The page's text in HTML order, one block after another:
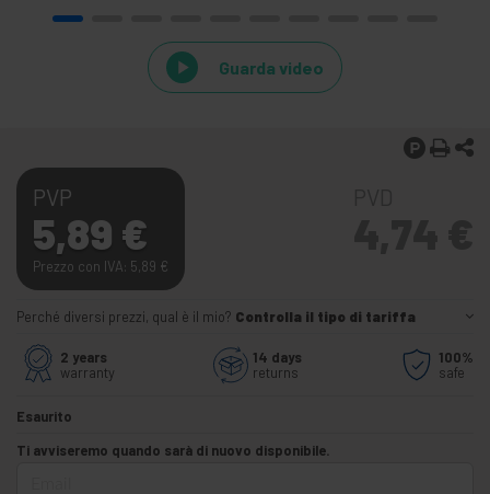
Guarda video
PVP
5,89 €
Prezzo con IVA: 5,89 €
Perché diversi prezzi, qual è il mio? Controlla il tipo di tariffa
2 years
warranty
14 days
returns
100%
safe
Esaurito
Ti avviseremo quando sarà di nuovo disponibile.